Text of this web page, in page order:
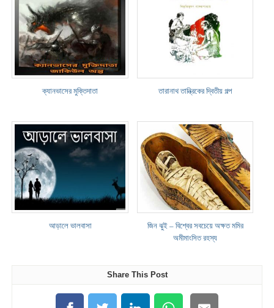
ক্যানভাসের মুক্তিদাতা তারানাথ তান্ত্রিকের দ্বিতীয় গল্প
আড়ালে ভালবাসা
জিন ঝুই – বিশ্বের সবচেয়ে অক্ষত মমির
অমীমাংসিত রহস্য
Share This Post